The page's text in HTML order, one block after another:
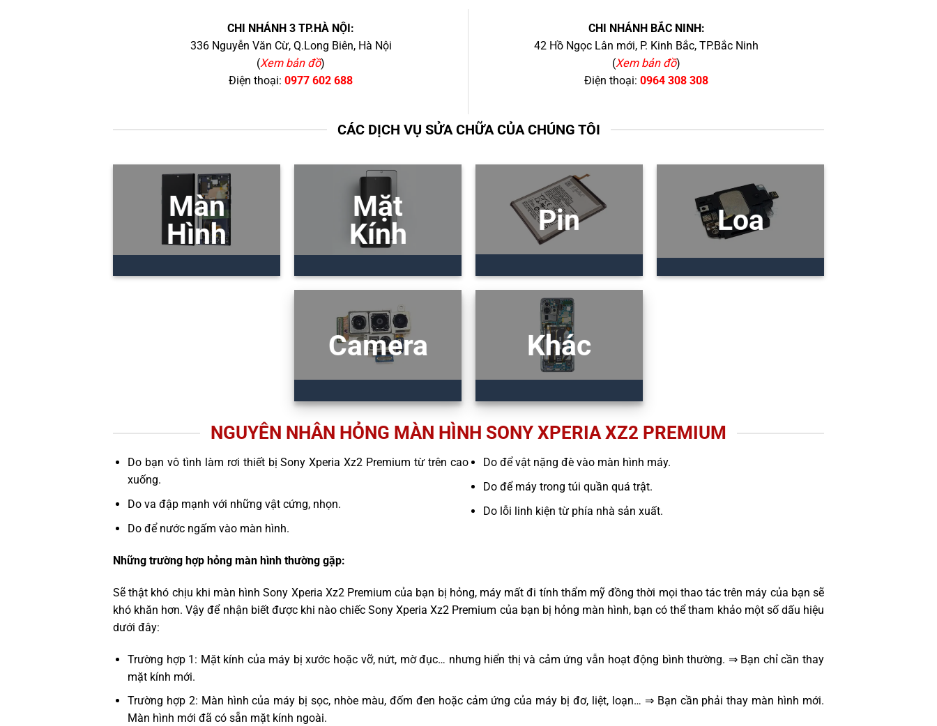
CHI NHÁNH 3 TP.HÀ NỘI:
336 Nguyễn Văn Cừ, Q.Long Biên, Hà Nội
(Xem bản đồ)
Điện thoại: 0977 602 688
CHI NHÁNH BẮC NINH:
42 Hồ Ngọc Lân mới, P. Kinh Bắc, TP.Bắc Ninh
(Xem bản đồ)
Điện thoại: 0964 308 308
CÁC DỊCH VỤ SỬA CHỮA CỦA CHÚNG TÔI
Màn
Hình
Mặt
Kính
Pin Loa
Camera Khác
NGUYÊN NHÂN HỎNG MÀN HÌNH SONY XPERIA XZ2 PREMIUM
Do bạn vô tình làm rơi thiết bị Sony Xperia Xz2 Premium từ trên cao
xuống.
Do va đập mạnh với những vật cứng, nhọn.
Do để nước ngấm vào màn hình.
Do để vật nặng đè vào màn hình máy.
Do để máy trong túi quần quá trật.
Do lỗi linh kiện từ phía nhà sản xuất.
Những trường hợp hỏng màn hình thường gặp:
Sẽ thật khó chịu khi màn hình Sony Xperia Xz2 Premium của bạn bị hỏng, máy mất đi tính thẩm mỹ đồng thời mọi thao tác trên máy của bạn sẽ
khó khăn hơn. Vậy để nhận biết được khi nào chiếc Sony Xperia Xz2 Premium của bạn bị hỏng màn hình, bạn có thể tham khảo một số dấu hiệu
dưới đây:
Trường hợp 1: Mặt kính của máy bị xước hoặc vỡ, nứt, mờ đục… nhưng hiển thị và cảm ứng vẫn hoạt động bình thường. ⇒ Bạn chỉ cần thay
mặt kính mới.
Trường hợp 2: Màn hình của máy bị sọc, nhòe màu, đốm đen hoặc cảm ứng của máy bị đơ, liệt, loạn… ⇒ Bạn cần phải thay màn hình mới.
Màn hình mới đã có sẵn mặt kính ngoài.